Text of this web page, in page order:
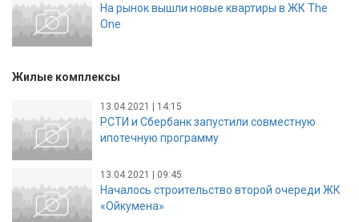
На рынок вышли новые квартиры в ЖК The
One
Жилые комплексы
13.04.2021 | 14:15
РСТИ и Сбербанк запустили совместную
ипотечную программу
13.04.2021 | 09:45
Началось строительство второй очереди ЖК
«Ойкумена»